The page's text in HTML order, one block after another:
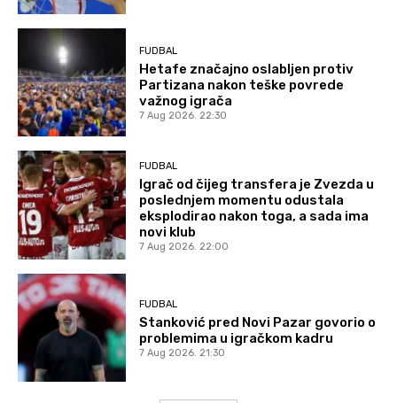
FUDBAL
Hetafe značajno oslabljen protiv
Partizana nakon teške povrede
važnog igrača
7 Aug 2026. 22:30
FUDBAL
Igrač od čijeg transfera je Zvezda u
poslednjem momentu odustala
eksplodirao nakon toga, a sada ima
novi klub
7 Aug 2026. 22:00
FUDBAL
Stanković pred Novi Pazar govorio o
problemima u igračkom kadru
7 Aug 2026. 21:30